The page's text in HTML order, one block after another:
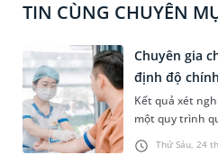
TIN CÙNG CHUYÊN
Thứ Sáu, 24
Chuyên gia
định độ
Kết quả xét
một quy trình
xuyên suốt từ
Theo PGS.TS